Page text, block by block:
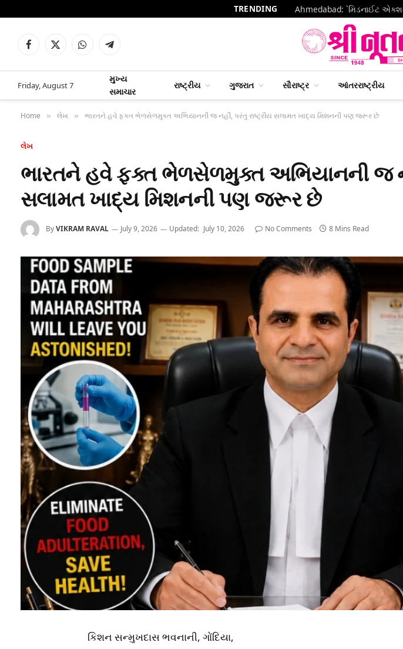
TRENDING Ahmedabad: `મિડનાઈટ
Facebook
X
WhatsAppTelegram
Friday, August 7
મુખ્ય
સમાચાર
રાષ્ટ્રીય ગુજરાત સૌરાષ્ટ્ર આંતરરાષ્ટ્રીય
Home » લેખ » ભારતને હવે ફક્ત ભેળસેળમુક્ત અભિયાનની જ નહીં, પરંતુ રાષ્ટ્રીય સલામત ખાદ્ય મિશનની પણ જરૂર છે
લેખ
ભારતને હવે ફક્ત ભેળસેળમુક્ત અભિયાનની જ
સલામત ખાદ્ય મિશનની પણ જરૂર છે
ByVIKRAM RAVAL July 9, 2026 Updated: July 10, 2026 No Comments 8 Mins Read
કિશન સન્મુખદાસ ભવનાની, ગોંદિયા,